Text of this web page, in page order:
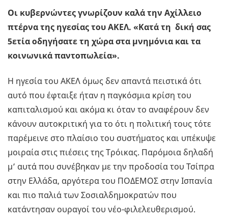
Οι κυβερνώντες γνωρίζουν καλά την Αχίλλειο
πτέρνα της ηγεσίας του ΑΚΕΛ. «Κατά τη δική σας
5ετία οδηγήσατε τη χώρα στα μνημόνια και τα
κοινωνικά παντοπωλεία».
Η ηγεσία του ΑΚΕΛ όμως δεν απαντά πειστικά ότι
αυτό που έφταιξε ήταν η παγκόσμια κρίση του
καπιταλισμού και ακόμα κι όταν το αναφέρουν δεν
κάνουν αυτοκριτική για το ότι η πολιτική τους τότε
παρέμεινε στο πλαίσιο του συστήματος και υπέκυψε
μοιραία στις πιέσεις της Τρόικας. Παρόμοια δηλαδή
μ’ αυτά που συνέβηκαν με την προδοσία του Τσίπρα
στην Ελλάδα, αργότερα του ΠΟΔΕΜΟΣ στην Ισπανία
και πιο παλιά των Σοσιαλδημοκρατών που
κατάντησαν ουραγοί του νέο-φιλελευθερισμού.